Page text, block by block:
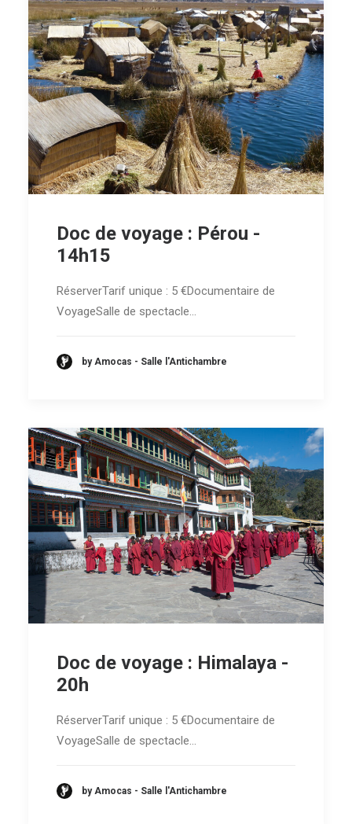
Doc de voyage : Pérou -
14h15
RéserverTarif unique : 5 €Documentaire de
VoyageSalle de spectacle…
by Amocas - Salle l'Antichambre
Doc de voyage : Himalaya -
20h
RéserverTarif unique : 5 €Documentaire de
VoyageSalle de spectacle…
by Amocas - Salle l'Antichambre